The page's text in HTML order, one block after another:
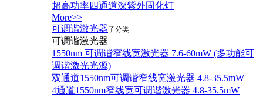
超高功率四通道深紫外固化灯
More>>
可调谐激光器子分类
可调谐激光器
1550nm 可调谐窄线宽激光器 7.6-60mW (多功能可
调谐激光光源)
双通道1550nm可调谐窄线宽激光器 4.8-35.5mW
4通道1550nm窄线宽可调谐激光器 4.8-35.5mW